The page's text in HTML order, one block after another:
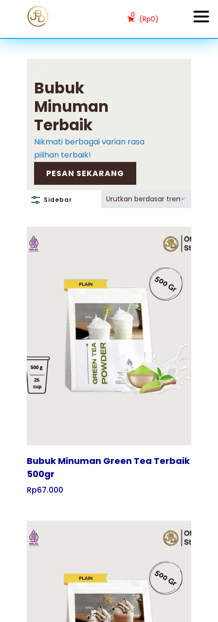
0 (Rp0)
Bubuk
Minuman
Terbaik
Nikmati berbagai varian rasa
pilihan terbaik!
PESAN SEKARANG
Sidebar Urutkan berdasar tren
Tampilkan
Bubuk Minuman Green Tea Terbaik
500gr
Rp67.000